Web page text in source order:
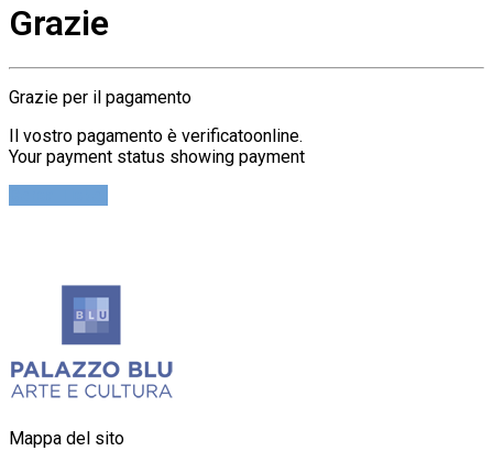
Grazie
Grazie per il pagamento
Il vostro pagamento è verificatoonline.
Your payment status showing payment
Mappa del sito